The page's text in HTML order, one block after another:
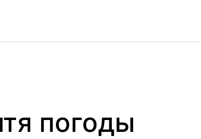
погоды